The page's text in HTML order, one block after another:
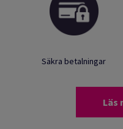
Säkra betalningar
Läs